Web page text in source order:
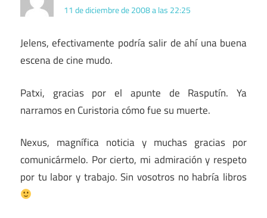
11 de diciembre de 2008 a las 22:25
Jelens, efectivamente podría salir de ahí una buena
escena de cine mudo.
Patxi, gracias por el apunte de Rasputín. Ya
narramos en Curistoria cómo fue su muerte.
Nexus, magnífica noticia y muchas gracias por
comunicármelo. Por cierto, mi admiración y respeto
por tu labor y trabajo. Sin vosotros no habría libros